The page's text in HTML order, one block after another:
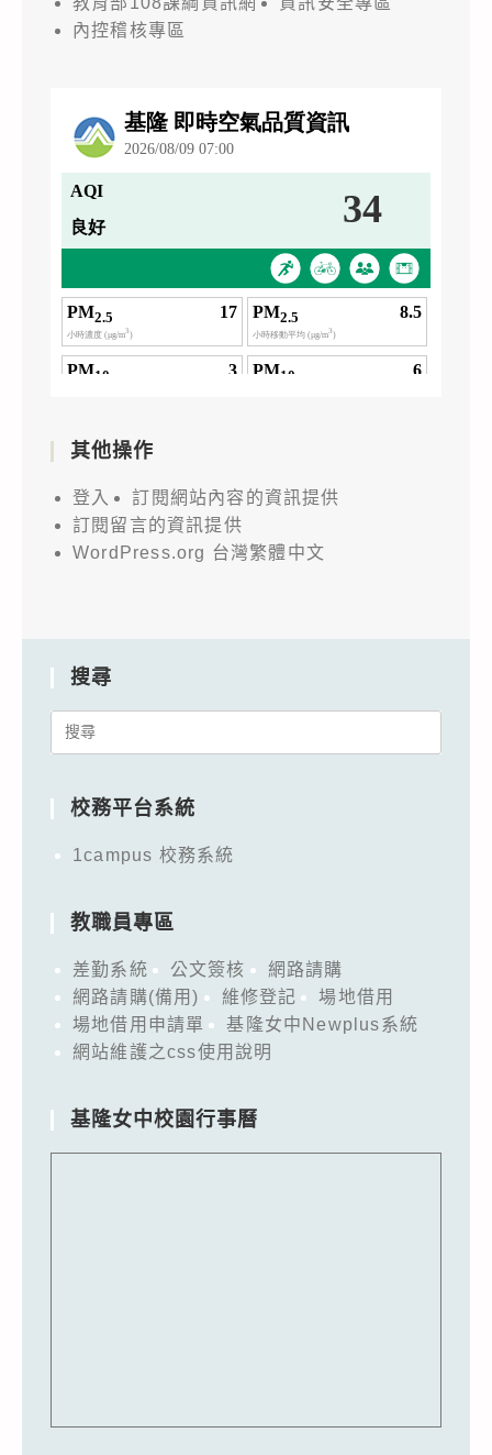
內控稽核專區
其他操作
登入
訂閱網站內容的資訊提供
訂閱留言的資訊提供
WordPress.org 台灣繁體中文
搜尋
Search
校務平台系統
1campus 校務系統
教職員專區
差勤系統 公文簽核
網路請購
網路請購(備用)
維修登記
場地借用
場地借用申請單
基隆女中Newplus系統
網站維護之css使用說明
基隆女中校園行事曆